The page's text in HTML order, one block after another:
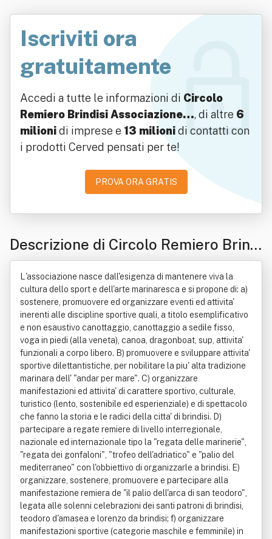
Iscriviti ora
gratuitamente
Accedi a tutte le informazioni di Circolo
Remiero Brindisi Associazione…, di altre 6
milionidi imprese e 13 milionidi contatti con
i prodotti Cerved pensati per te!
PROVA ORA GRATIS
Descrizione di Circolo Remiero Brindi
si Associazione Sportiva Dilettantisti
ca
L'associazione nasce dall'esigenza di mantenere viva la
cultura dello sport e dell'arte marinaresca e si propone di: a)
sostenere, promuovere ed organizzare eventi ed attivita'
inerenti alle discipline sportive quali, a titolo esemplificativo
e non esaustivo canottaggio, canottaggio a sedile fisso,
voga in piedi (alla veneta), canoa, dragonboat, sup, attivita'
funzionali a corpo libero. B) promuovere e sviluppare attivita'
sportive dilettantistiche, per nobilitare la piu' alta tradizione
marinara dell' "andar per mare". C) organizzare
manifestazioni ed attivita' di carattere sportivo, culturale,
turistico (lento, sostenibile ed esperienziale) e di spettacolo
che fanno la storia e le radici della citta' di brindisi. D)
partecipare a regate remiere di livello interregionale,
nazionale ed internazionale tipo la "regata delle marinerie",
"regata dei gonfaloni", "trofeo dell'adriatico" e "palio del
mediterraneo" con l'obbiettivo di organizzarle a brindisi. E)
organizzare, sostenere, promuovere e partecipare alla
manifestazione remiera de "il palio dell'arca di san teodoro",
legata alle solenni celebrazioni dei santi patroni di brindisi,
teodoro d'amasea e lorenzo da brindisi; f) organizzare
manifestazioni sportive (categorie maschile e femminile) in